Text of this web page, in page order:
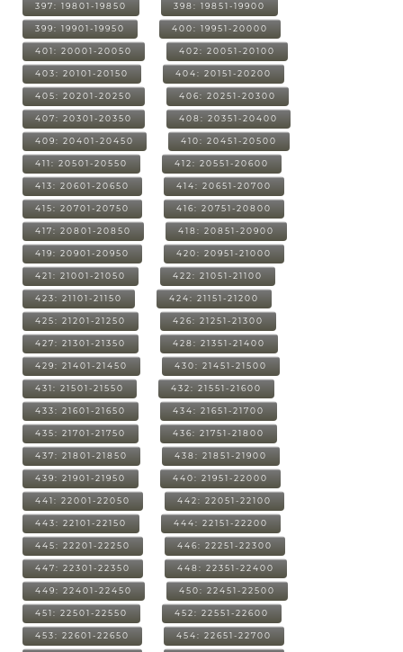
397: 19801-19850 398: 19851-19900
399: 19901-19950 400: 19951-20000
401: 20001-20050 402: 20051-20100
403: 20101-20150 404: 20151-20200
405: 20201-20250 406: 20251-20300
407: 20301-20350 408: 20351-20400
409: 20401-20450 410: 20451-20500
411: 20501-20550 412: 20551-20600
413: 20601-20650 414: 20651-20700
415: 20701-20750 416: 20751-20800
417: 20801-20850 418: 20851-20900
419: 20901-20950 420: 20951-21000
421: 21001-21050 422: 21051-21100
423: 21101-21150 424: 21151-21200
425: 21201-21250 426: 21251-21300
427: 21301-21350 428: 21351-21400
429: 21401-21450 430: 21451-21500
431: 21501-21550 432: 21551-21600
433: 21601-21650 434: 21651-21700
435: 21701-21750 436: 21751-21800
437: 21801-21850 438: 21851-21900
439: 21901-21950 440: 21951-22000
441: 22001-22050 442: 22051-22100
443: 22101-22150 444: 22151-22200
445: 22201-22250 446: 22251-22300
447: 22301-22350 448: 22351-22400
449: 22401-22450 450: 22451-22500
451: 22501-22550 452: 22551-22600
453: 22601-22650 454: 22651-22700